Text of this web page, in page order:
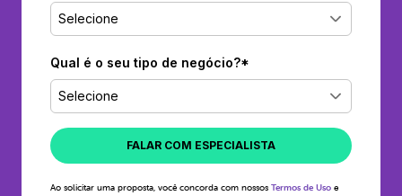
Selecione
Qual é o seu tipo de negócio?*
Selecione
FALAR COM ESPECIALISTA
Ao solicitar uma proposta, você concorda com nossos Termos de Uso e